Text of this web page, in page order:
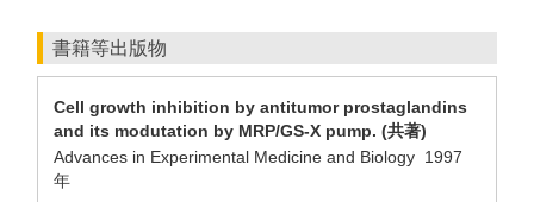
書籍等出版物
Cell growth inhibition by antitumor prostaglandins
and its modutation by MRP/GS-X pump. (共著)
Advances in Experimental Medicine and Biology 1997
年